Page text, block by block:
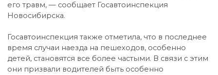
его травм, — сообщает Госавтоинспекция
Новосибирска.
Госавтоинспекция также отметила, что в последнее
время случаи наезда на пешеходов, особенно
детей, становятся все более частыми. В связи с этим
они призвали водителей быть особенно